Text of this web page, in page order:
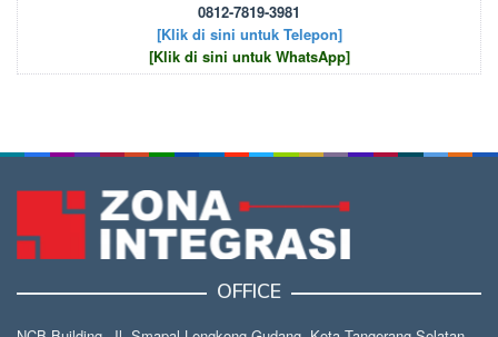
0812-7819-3981
[Klik di sini untuk Telepon]
[Klik di sini untuk WhatsApp]
OFFICE